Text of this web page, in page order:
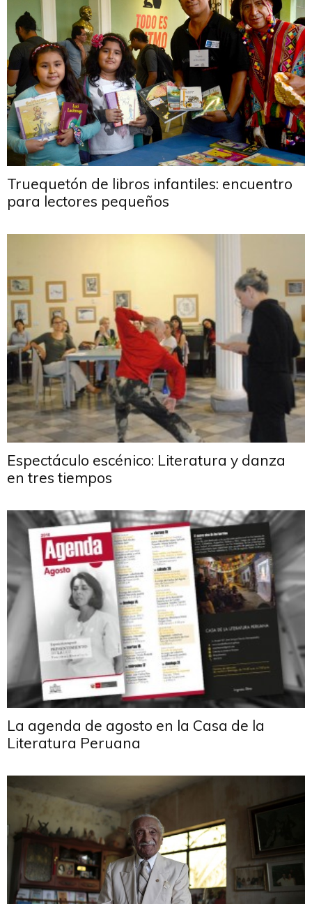
Truequetón de libros infantiles: encuentro
para lectores pequeños
Espectáculo escénico: Literatura y danza
en tres tiempos
La agenda de agosto en la Casa de la
Literatura Peruana